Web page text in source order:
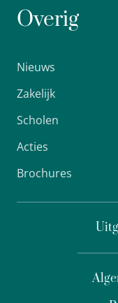
Overig
Nieuws
Zakelijk
Scholen
Acties
Brochures